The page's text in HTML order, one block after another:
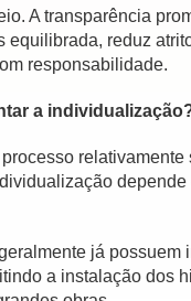
A transparência
equilibrada, reduz
responsabilidade.
a
relativamente
depende
já possuem
a instalação dos